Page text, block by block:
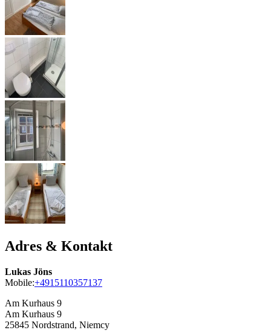
Adres & Kontakt
Lukas Jöns
Mobile:+4915110357137
Am Kurhaus 9
Am Kurhaus 9
25845 Nordstrand, Niemcy